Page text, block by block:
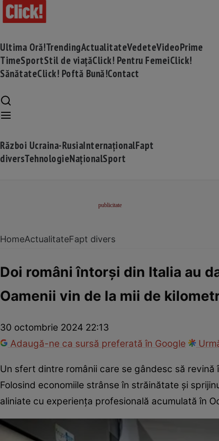
Ultima Oră!TrendingActualitateVedeteVideoPrime
TimeSportStil de viațăClick! Pentru FemeiClick!
SănătateClick! Poftă Bună!Contact
Război Ucraina-RusiaInternaționalFapt
diversTehnologieNaționalSport
HomeActualitateFapt divers
Doi români întorși din Italia au
Oamenii vin de la mii de
30 octombrie 2024 22:13
Adaugă-ne ca sursă preferată în Google
Un sfert dintre românii care se gândesc să
Folosind economiile strânse în străinătate și
aliniate cu experiența profesională acumulată în